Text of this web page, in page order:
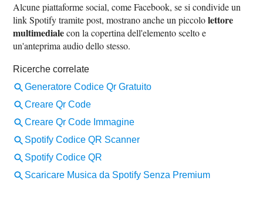
Alcune piattaforme social, come Facebook, se si condivide un
link Spotify tramite post, mostrano anche un piccololettore
multimedialecon la copertina dell'elemento scelto e
un'anteprima audio dello stesso.